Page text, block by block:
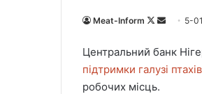
Meat-Inform
F
l
l
o
n
d
5-
Центральний банк
підтримки галузі
робочих місць.